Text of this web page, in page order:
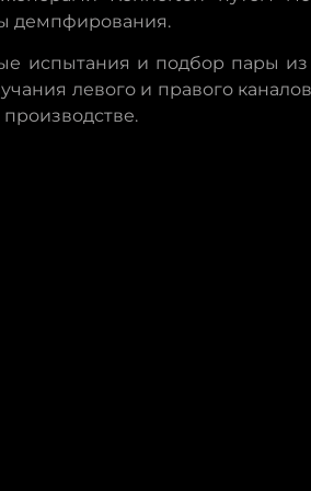
демпфирования.
испытания и подбор пары
левого и правого каналов